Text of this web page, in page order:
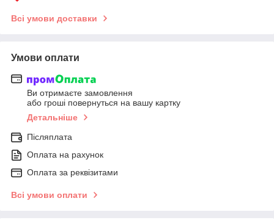
Всі умови доставки
Умови оплати
Ви отримаєте замовлення
або гроші повернуться на вашу картку
Детальніше
Післяплата
Оплата на рахунок
Оплата за реквізитами
Всі умови оплати